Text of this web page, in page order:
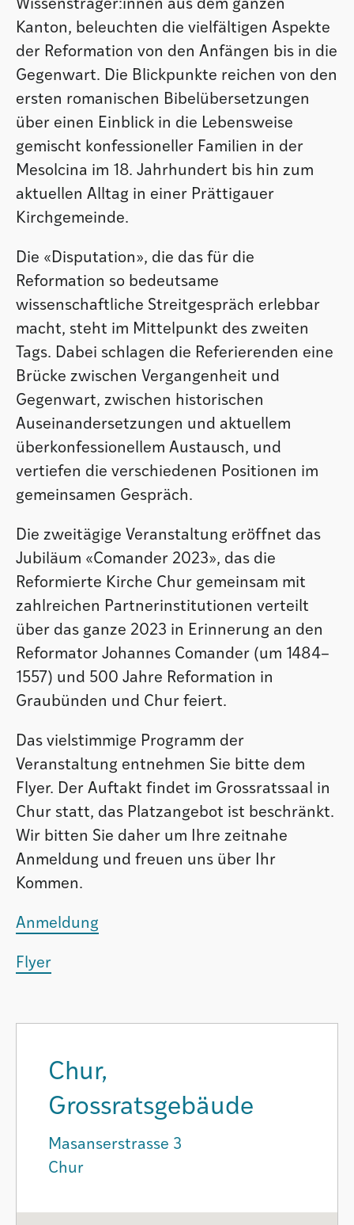
Wissensträger:innen aus dem ganzen
Kanton, beleuchten die vielfältigen Aspekte
der Reformation von den Anfängen bis in die
Gegenwart. Die Blickpunkte reichen von den
ersten romanischen Bibelübersetzungen
über einen Einblick in die Lebensweise
gemischt konfessioneller Familien in der
Mesolcina im 18. Jahrhundert bis hin zum
aktuellen Alltag in einer Prättigauer
Kirchgemeinde.
Die «Disputation», die das für die
Reformation so bedeutsame
wissenschaftliche Streitgespräch erlebbar
macht, steht im Mittelpunkt des zweiten
Tags. Dabei schlagen die Referierenden eine
Brücke zwischen Vergangenheit und
Gegenwart, zwischen historischen
Auseinandersetzungen und aktuellem
überkonfessionellem Austausch, und
vertiefen die verschiedenen Positionen im
gemeinsamen Gespräch.
Die zweitägige Veranstaltung eröffnet das
Jubiläum «Comander 2023», das die
Reformierte Kirche Chur gemeinsam mit
zahlreichen Partnerinstitutionen verteilt
über das ganze 2023 in Erinnerung an den
Reformator Johannes Comander (um 1484–
1557) und 500 Jahre Reformation in
Graubünden und Chur feiert.
Das vielstimmige Programm der
Veranstaltung entnehmen Sie bitte dem
Flyer. Der Auftakt findet im Grossratssaal in
Chur statt, das Platzangebot ist beschränkt.
Wir bitten Sie daher um Ihre zeitnahe
Anmeldung und freuen uns über Ihr
Kommen.
Anmeldung
Flyer
Chur,
Grossratsgebäude
Masanserstrasse 3
Chur